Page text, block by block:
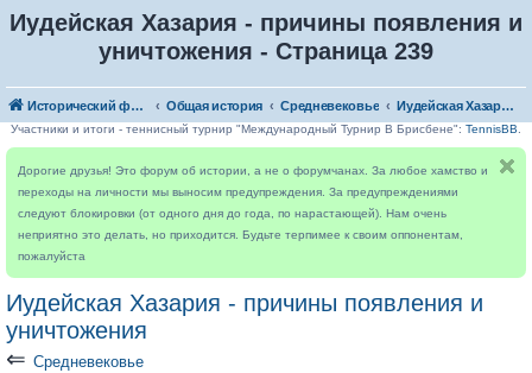
Иудейская Хазария - причины появления и
уничтожения - Страница 239
Исторический форум Общая история Средневековье Иудейская Хазария - причины появления и уничтожения
Участники и итоги - теннисный турнир "Международный Турнир В Брисбене": TennisBB
Дорогие друзья! Это форум об истории, а не о форумчанах. За любое хамство и
переходы на личности мы выносим предупреждения. За предупреждениями
следуют блокировки (от одного дня до года, по нарастающей). Нам очень
неприятно это делать, но приходится. Будьте терпимее к своим оппонентам,
пожалуйста
Иудейская Хазария - причины появления и
уничтожения
⇐ Средневековье